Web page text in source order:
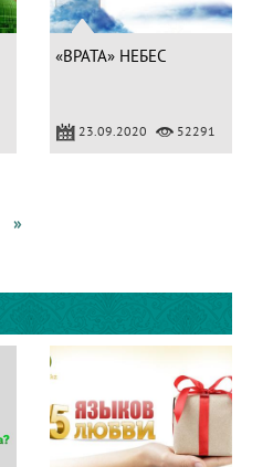
«ВРАТА» НЕБЕС
23.09.2020 52291
»